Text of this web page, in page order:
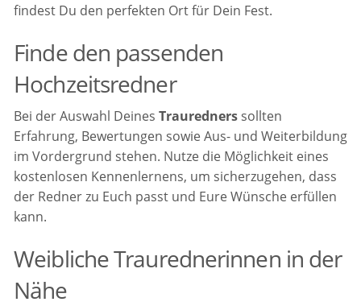
findest Du den perfekten Ort für Dein Fest.
Finde den passenden
Hochzeitsredner
Bei der Auswahl DeinesTrauredners sollten
Erfahrung, Bewertungen sowie Aus- und Weiterbildung
im Vordergrund stehen. Nutze die Möglichkeit eines
kostenlosen Kennenlernens, um sicherzugehen, dass
der Redner zu Euch passt und Eure Wünsche erfüllen
kann.
Weibliche Traurednerinnen in der
Nähe